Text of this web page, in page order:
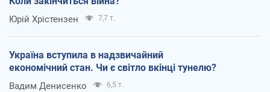
Юрій Хрістензен 7,7 т.
Україна вступила в надзвичайний
економічний стан. Чи є світло вкінці тунелю?
Вадим Денисенко 6,5 т.